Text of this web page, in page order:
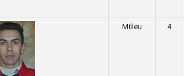
Milieu 4